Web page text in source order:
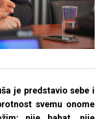
je predstavio sebe i
svemu onome